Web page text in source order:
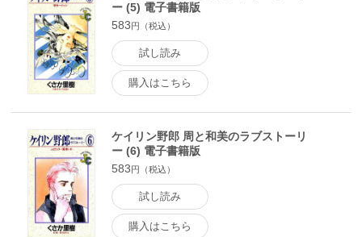
ー (5) 電子書籍版
583円（税込）
試し読み
購入はこちら
ケイリン野郎 周と和美のラブストーリ
ー (6) 電子書籍版
583円（税込）
試し読み
購入はこちら